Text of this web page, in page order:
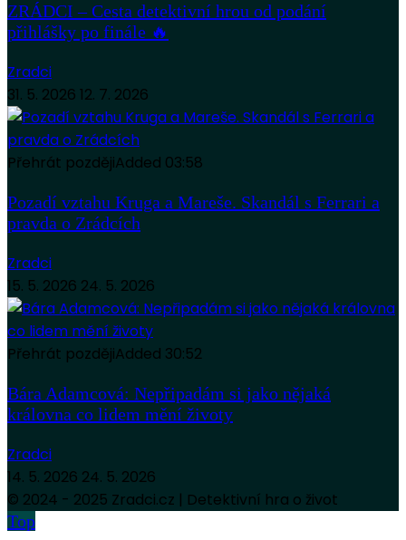
ZRÁDCI – Cesta detektivní hrou od podání
přihlášky po finále 🔥
Zradci
31. 5. 2026 12. 7. 2026
Přehrát pozdějiAdded 03:58
Pozadí vztahu Kruga a Mareše. Skandál s Ferrari a
pravda o Zrádcích
Zradci
15. 5. 2026 24. 5. 2026
Přehrát pozdějiAdded 30:52
Bára Adamcová: Nepřipadám si jako nějaká
královna co lidem mění životy
Zradci
14. 5. 2026 24. 5. 2026
© 2024 - 2025 Zradci.cz | Detektivní hra o život
Top